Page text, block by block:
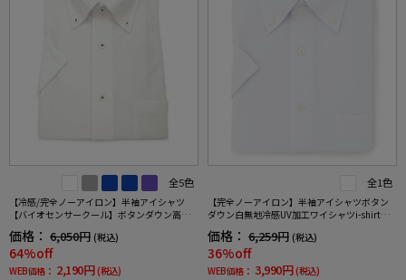
全5色
【冷感/完全ノーアイロン】半袖アイシャツ
【バイオセンサークール】ボタンダウン高通
価格： 6,050円 (税込)
64%off
WEB価格： 2,190円 (税込)
全1色
【完全ノーアイロン】半袖アイシャツボタン
ダウン白無地冷感UV加工ワイシャツi-shirt春
価格： 6,259円 (税込)
36%off
WEB価格： 3,990円 (税込)